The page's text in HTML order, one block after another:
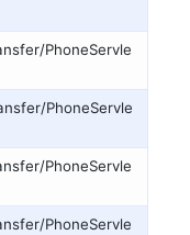
PhoneServle
PhoneServle
PhoneServle
PhoneServle